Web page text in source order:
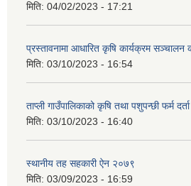
मिति: 04/02/2023 - 17:21
प्रस्तावनामा आधारित कृषि कार्यक्रम सञ्‍चालन
मिति: 03/10/2023 - 16:54
ताप्ली गाउँपालिकाको कृषि तथा पशुपन्छी फर्म
मिति: 03/10/2023 - 16:40
स्थानीय तह सहकारी ऐन २०७९
मिति: 03/09/2023 - 16:59